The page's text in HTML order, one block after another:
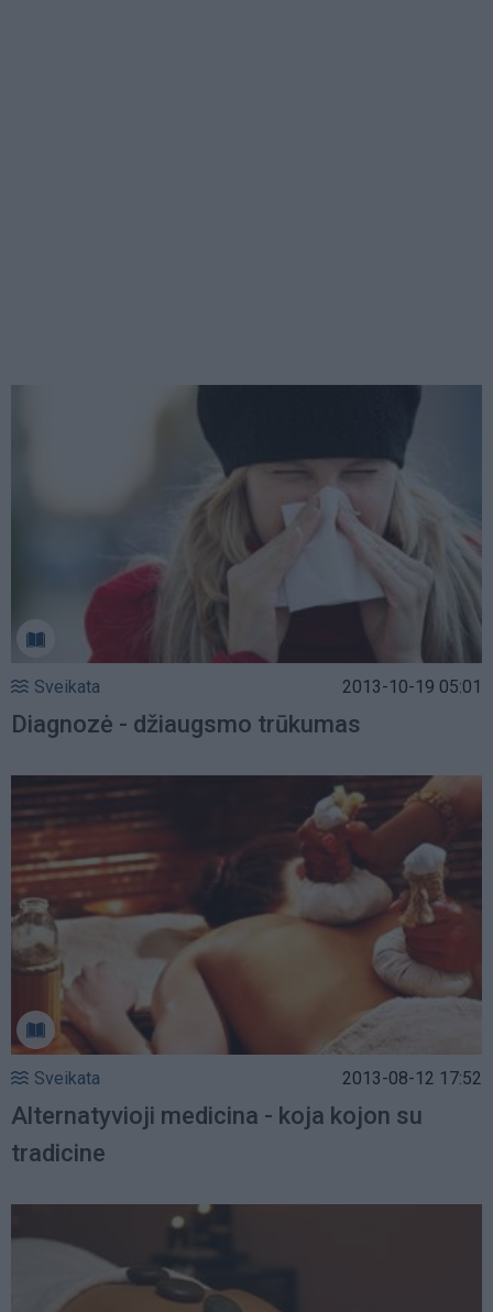
Sveikata 2013-10-19 05:01
Diagnozė - džiaugsmo trūkumas
Sveikata 2013-08-12 17:52
Alternatyvioji medicina - koja kojon su
tradicine